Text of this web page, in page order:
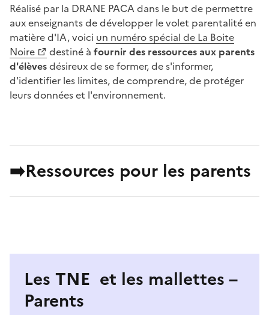
Réalisé par la DRANE PACA dans le but de permettre
aux enseignants de développer le volet parentalité en
matière d'IA, voici un numéro spécial de La Boite
Noire
destiné à fournir des ressources aux parents
d'élèvesdésireux de se former, de s'informer,
d'identifier les limites, de comprendre, de protéger
leurs données et l'environnement.
➡️Ressources pour les parents
Les TNE et les mallettes –
Parents